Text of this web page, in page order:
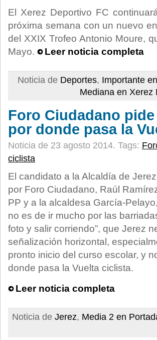
El Xerez Deportivo FC
próxima semana con un nuevo
del XXIX Trofeo Antonio Moure,
Mayo.
Leer noticia completa
Noticia de Deportes, Importante
Mediana en Xerez
Foro Ciudadano
por donde pasa la
Noticia de 23 agosto 2014. Tags:
ciclista
El candidato a la Alcaldía de
por Foro Ciudadano, Raúl
PP y a la alcaldesa García-
no es de ir mucho por las
foto y salir corriendo”, que Jerez
señalización horizontal,
pronto inicio del curso escolar, y
donde pasa la Vuelta ciclista.
Leer noticia completa
Noticia de Jerez, Media 2 en